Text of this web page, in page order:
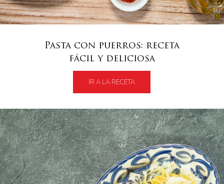
Pasta con puerros: receta
fácil y deliciosa
IR A LA RECETA